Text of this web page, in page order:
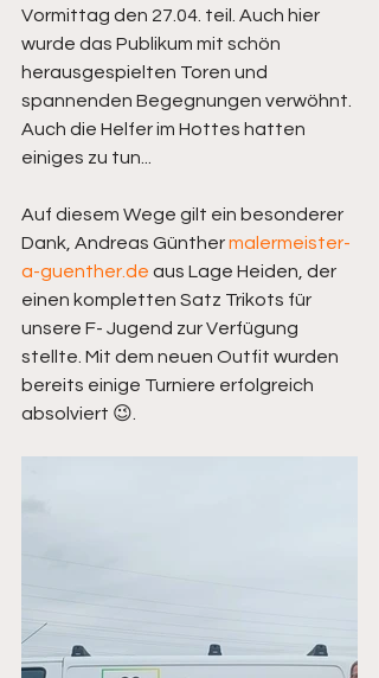
Vormittag den 27.04. teil. Auch hier
wurde das Publikum mit schön
herausgespielten Toren und
spannenden Begegnungen verwöhnt.
Auch die Helfer im Hottes hatten
einiges zu tun...
Auf diesem Wege gilt ein besonderer
Dank, Andreas Günther malermeister-
a-guenther.de aus Lage Heiden, der
einen kompletten Satz Trikots für
unsere F- Jugend zur Verfügung
stellte. Mit dem neuen Outfit wurden
bereits einige Turniere erfolgreich
absolviert 😉.